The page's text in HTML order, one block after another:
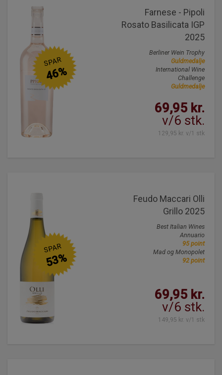
Farnese - Pipoli
Rosato Basilicata IGP
2025
Berliner Wein Trophy
Guldmedalje
International Wine
Challenge
Guldmedalje
69,95 kr.
v/6 stk.
129,95 kr. v/1 stk
SPAR
46%
Feudo Maccari Olli
Grillo 2025
Best Italian Wines
Annuario
95 point
Mad og Monopolet
92 point
69,95 kr.
v/6 stk.
149,95 kr. v/1 stk
SPAR
53%